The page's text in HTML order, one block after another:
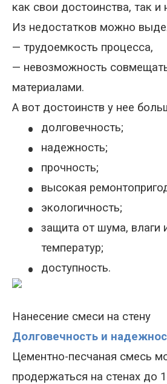
как свои достоинства, так и
Из недостатков можно
— трудоемкость процесса,
— невозможность
материалами.
А вот достоинств у нее
• долговечность;
• надежность;
• прочность;
• высокая
• экологичность;
•
защита от шума, влаги
температур;
• доступность.
Нанесение смеси на стену
Долговечность и
Цементно-песчаная смесь
продержаться на стенах до